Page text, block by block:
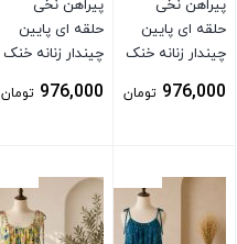
پیراهن نخی
حلقه ای پایین
چیندار زنانه خنک
(بدون آبرفت)
976,000 تومان
پیراهن نخی
حلقه ای پایین
چیندار زنانه خنک
(بدون آبرفت)
976,000 تومان